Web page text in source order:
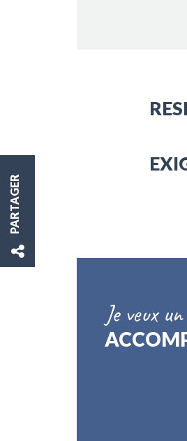
PARTAGER
Je veux un